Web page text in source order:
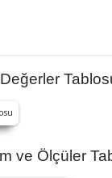
ve Ölçüler